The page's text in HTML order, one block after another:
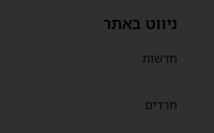
ניווט באתר
חדשות
חרדים